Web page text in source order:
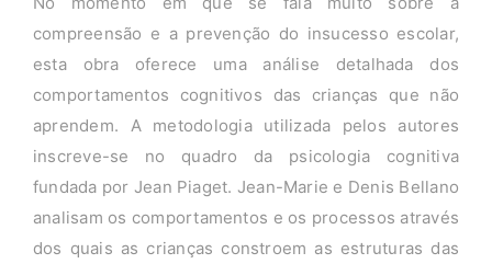
compreensão e a prevenção do insucesso escolar,
esta obra oferece uma análise detalhada dos
comportamentos cognitivos das crianças que não
aprendem. A metodologia utilizada pelos autores
inscreve-se no quadro da psicologia cognitiva
fundada por Jean Piaget. Jean-Marie e Denis Bellano
analisam os comportamentos e os processos através
dos quais as crianças constroem as estruturas das